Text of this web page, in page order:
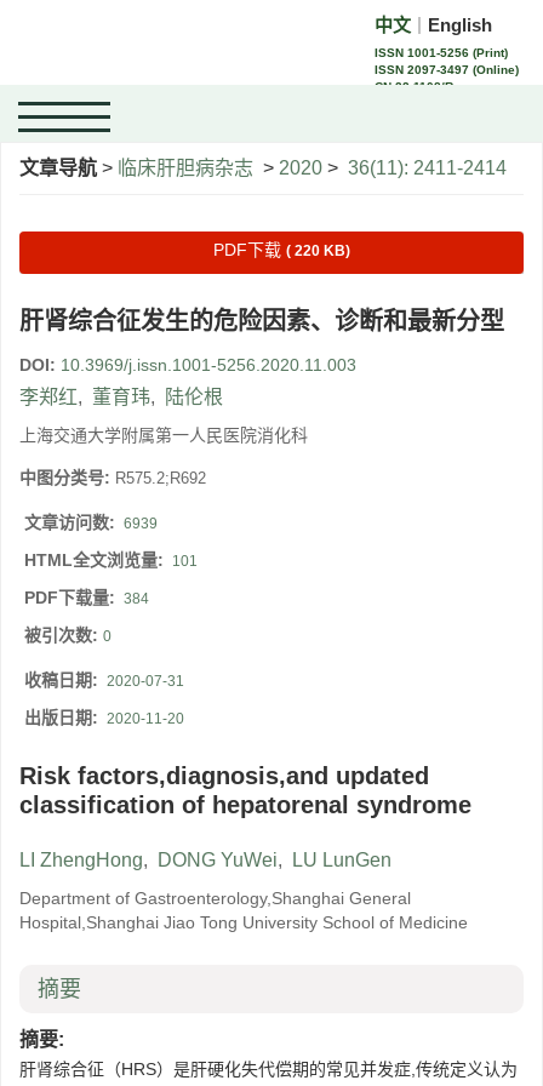
中文 English
ISSN 1001-5256 (Print)
ISSN 2097-3497 (Online)
CN 22-1108/R
文章导航 > 临床肝胆病杂志 > 2020 > 36(11): 2411-2414
PDF下载 ( 220 KB)
肝肾综合征发生的危险因素、诊断和最新分型
DOI: 10.3969/j.issn.1001-5256.2020.11.003
李郑红, 董育玮, 陆伦根
上海交通大学附属第一人民医院消化科
中图分类号: R575.2;R692
文章访问数: 6939
HTML全文浏览量: 101
PDF下载量: 384
被引次数: 0
收稿日期: 2020-07-31
出版日期: 2020-11-20
Risk factors,diagnosis,and updated
classification of hepatorenal syndrome
LI ZhengHong, DONG YuWei, LU LunGen
Department of Gastroenterology,Shanghai General
Hospital,Shanghai Jiao Tong University School of Medicine
摘要
摘要:
肝肾综合征（HRS）是肝硬化失代偿期的常见并发症,传统定义认为